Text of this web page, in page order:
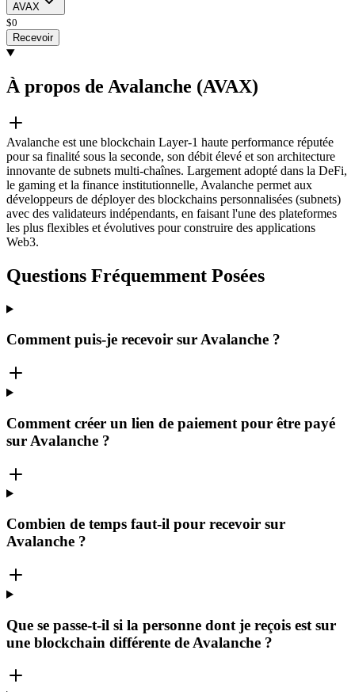
AVAX
$0
Recevoir
À propos de Avalanche (AVAX)
Avalanche est une blockchain Layer-1 haute performance réputée
pour sa finalité sous la seconde, son débit élevé et son architecture
innovante de subnets multi-chaînes. Largement adopté dans la DeFi,
le gaming et la finance institutionnelle, Avalanche permet aux
développeurs de déployer des blockchains personnalisées (subnets)
avec des validateurs indépendants, en faisant l'une des plateformes
les plus flexibles et évolutives pour construire des applications
Web3.
Questions Fréquemment Posées
Comment puis-je recevoir sur Avalanche ?
Comment créer un lien de paiement pour être payé
sur Avalanche ?
Combien de temps faut-il pour recevoir sur
Avalanche ?
Que se passe-t-il si la personne dont je reçois est sur
une blockchain différente de Avalanche ?